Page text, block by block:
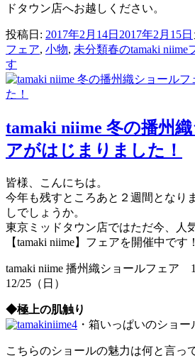
ドタウン店へお越しください。
投稿日: 2017年2月14日 2017年2月15日
フェア, 小物, 未分類春のtamaki niime
す
tamaki niime 冬の播州
アがはじまりました！
皆様、こんにちは。
今年も残すところあと２週間となり
しでしょうか。
東京ミッドタウン店ではただ今、人
【tamaki niime】フェアを開催中です！
tamaki niime 播州織ショールフェア
12/25（日）
◆極上の肌触り
・箱いっぱいのショ
こちらのショールの魅力は何と言っ